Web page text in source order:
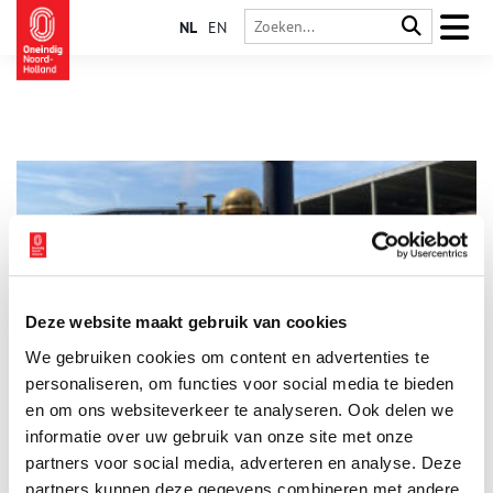
Deze website maakt gebruik van cookies
We gebruiken cookies om content en advertenties te
personaliseren, om functies voor social media te bieden
en om ons websiteverkeer te analyseren. Ook delen we
informatie over uw gebruik van onze site met onze
partners voor social media, adverteren en analyse. Deze
partners kunnen deze gegevens combineren met andere
NL EN
De twee stoomlocomotieven ‘De Snelheid’ en ‘De Arend’
schrijven geschiedenis als ze op 20 september 1839 over de
eerste spoorlijn van Nederland rijden. In slechts 28 minuten
trekken ze de eerste officiële openingstrein van de
Hollandsche IJzeren Spoorweg-Maatschappij (HIJSM) van
Amsterdam naar Haarlem. Beide stations waren prachtig
versierd en een grote menigte kwam kijken naar de feestelijke